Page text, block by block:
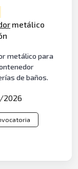
metálico
metálico para
de baños.
2026